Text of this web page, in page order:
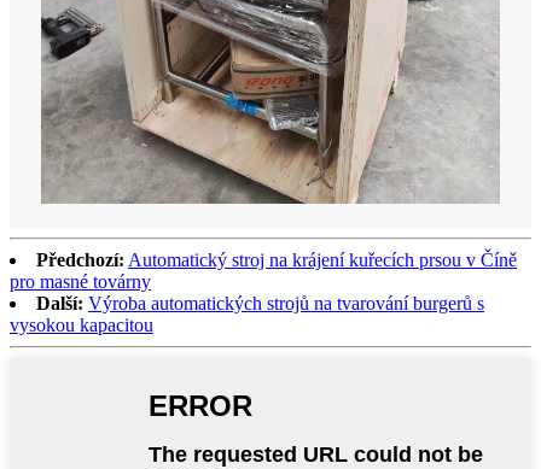
Předchozí: Automatický stroj na krájení kuřecích prsou v Číně
pro masné továrny
Další: Výroba automatických strojů na tvarování burgerů s
vysokou kapacitou